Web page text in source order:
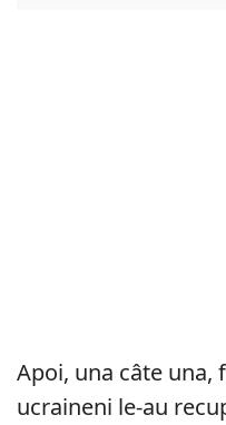
Apoi, una câte
ucraineni le-au